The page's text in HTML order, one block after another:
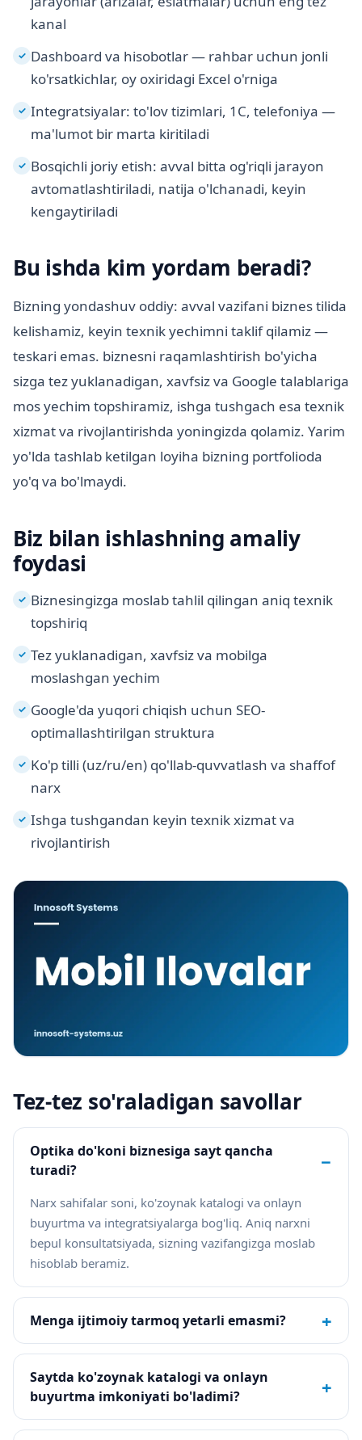
kanal
✓ Dashboard va hisobotlar — rahbar uchun jonli
ko'rsatkichlar, oy oxiridagi Excel o'rniga
✓ Integratsiyalar: to'lov tizimlari, 1C, telefoniya —
ma'lumot bir marta kiritiladi
✓ Bosqichli joriy etish: avval bitta og'riqli jarayon
avtomatlashtiriladi, natija o'lchanadi, keyin
kengaytiriladi
Bu ishda kim yordam beradi?
Bizning yondashuv oddiy: avval vazifani biznes tilida
kelishamiz, keyin texnik yechimni taklif qilamiz —
teskari emas. biznesni raqamlashtirish bo'yicha
sizga tez yuklanadigan, xavfsiz va Google talablariga
mos yechim topshiramiz, ishga tushgach esa texnik
xizmat va rivojlantirishda yoningizda qolamiz. Yarim
yo'lda tashlab ketilgan loyiha bizning portfolioda
yo'q va bo'lmaydi.
Biz bilan ishlashning amaliy
foydasi
✓ Biznesingizga moslab tahlil qilingan aniq texnik
topshiriq
✓ Tez yuklanadigan, xavfsiz va mobilga
moslashgan yechim
✓ Google'da yuqori chiqish uchun SEO-
optimallashtirilgan struktura
✓ Ko'p tilli (uz/ru/en) qo'llab-quvvatlash va shaffof
narx
✓ Ishga tushgandan keyin texnik xizmat va
rivojlantirish
Tez-tez so'raladigan savollar
Optika do'koni biznesiga sayt qancha
turadi?
−
Narx sahifalar soni, ko'zoynak katalogi va onlayn
buyurtma va integratsiyalarga bog'liq. Aniq narxni
bepul konsultatsiyada, sizning vazifangizga moslab
hisoblab beramiz.
Menga ijtimoiy tarmoq yetarli emasmi? +
Saytda ko'zoynak katalogi va onlayn
buyurtma imkoniyati bo'ladimi?
+